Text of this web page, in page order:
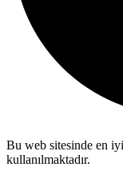
Bu web sitesinde en
kullanılmaktadır.